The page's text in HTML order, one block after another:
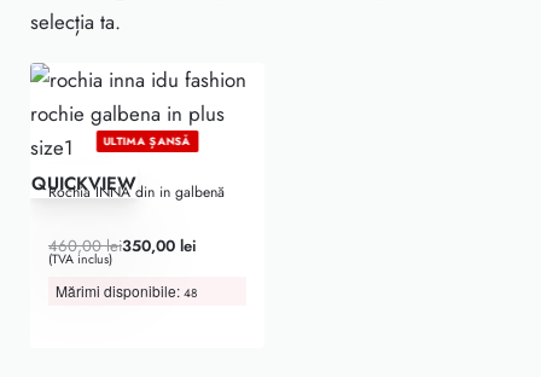
selecția ta.
ULTIMA ȘANSĂ
-24% OFF
QUICKVIEW
Rochia INNA din in galbenă
Evaluat la 5.00din 5
460,00lei350,00 lei
(TVA inclus)
Mărimi disponibile: 48